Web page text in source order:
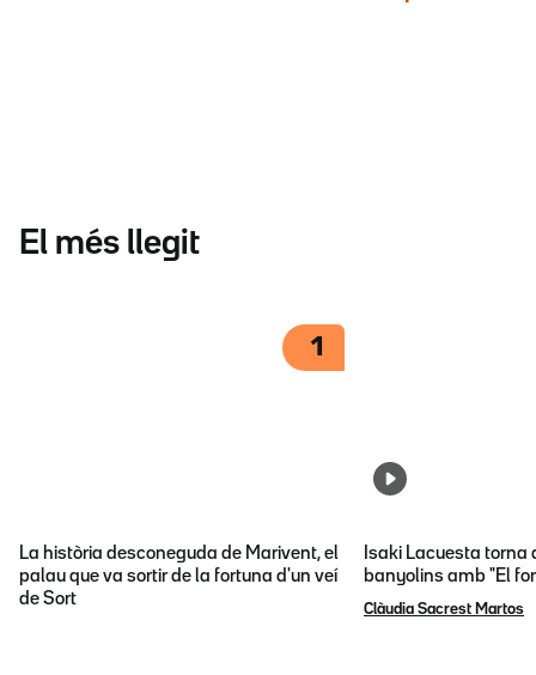
El més llegit
1
La història desconeguda de Marivent, el
palau que va sortir de la fortuna d'un veí
de Sort
Isaki Lacuesta torna
banyolins amb "El
Clàudia Sacrest Martos